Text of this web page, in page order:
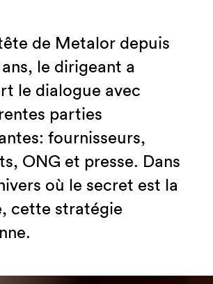
de Metalor depuis
le dirigeant a
le dialogue avec
parties
fournisseurs,
ONG et presse. Dans
où le secret est la
cette stratégie